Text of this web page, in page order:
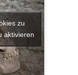
zu
aktivieren